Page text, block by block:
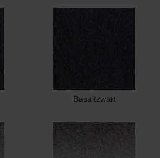
Basaltzwart